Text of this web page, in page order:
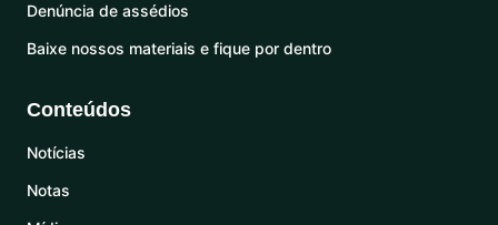
Denúncia de assédios
Baixe nossos materiais e fique por dentro
Conteúdos
Notícias
Notas